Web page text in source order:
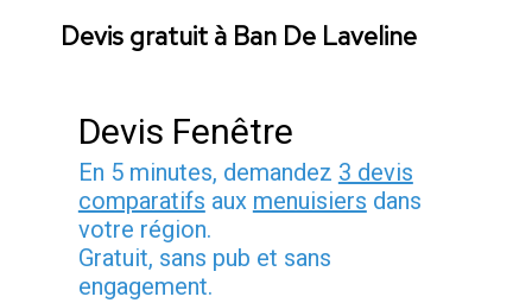
Devis gratuit à Ban De Laveline
Devis Fenêtre
En 5 minutes, demandez 3 devis
comparatifs aux menuisiers dans
votre région.
Gratuit, sans pub et sans
engagement.